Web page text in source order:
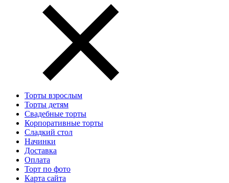
Торты взрослым
Торты детям
Свадебные торты
Корпоративные торты
Сладкий стол
Начинки
Доставка
Оплата
Торт по фото
Карта сайта